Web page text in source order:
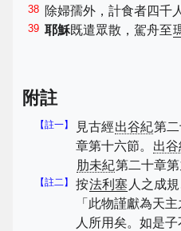
38 除婦孺外，計食者四千
39 耶穌既遣眾散，駕舟至
附註
【註一】 見古經出谷紀第二
章第十六節。
出
肋未紀第二十章第
【註二】 按法利塞 人之成
「此物謹獻為天
人所用矣。如是